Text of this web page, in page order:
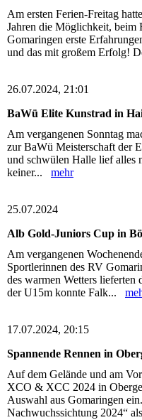
Am ersten Ferien-Freitag
Jahren die Möglichkeit, beim
Gomaringen erste
und das mit großem Erfolg!
26.07.2024, 21:01
BaWü Elite Kunstrad in
Am vergangenen Sonntag
zur BaWü Meisterschaft der
und schwülen Halle lief alles
keiner... mehr
25.07.2024
Alb Gold-Juniors Cup in
Am vergangenen
Sportlerinnen des RV
des warmen Wetters lieferten
der U15m konnte Falk...
17.07.2024, 20:15
Spannende Rennen in
Auf dem Gelände und am
XCO & XCC 2024 in
Auswahl aus Gomaringen
Nachwuchssichtung 2024“